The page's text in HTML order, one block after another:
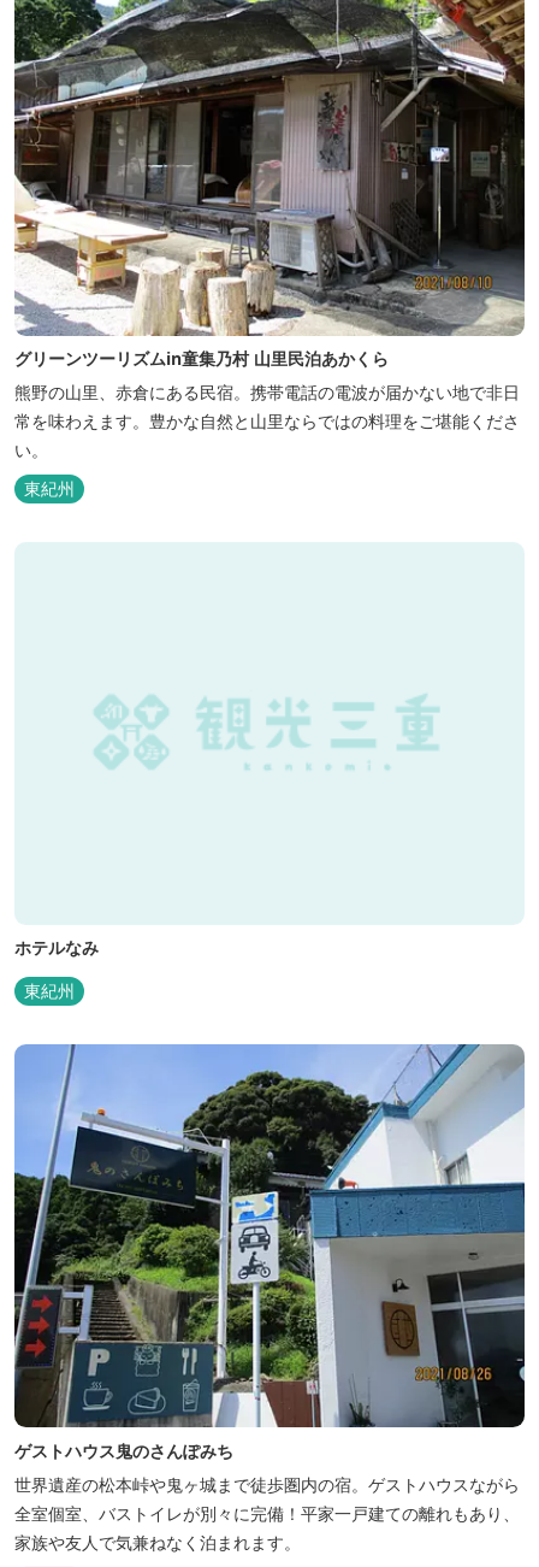
グリーンツーリズムin童集乃村 山里民泊あかくら
熊野の山里、赤倉にある民宿。携帯電話の電波が届かない地で非日
常を味わえます。豊かな自然と山里ならではの料理をご堪能くださ
い。
東紀州
ホテルなみ
東紀州
ゲストハウス鬼のさんぽみち
世界遺産の松本峠や鬼ヶ城まで徒歩圏内の宿。ゲストハウスながら
全室個室、バストイレが別々に完備！平家一戸建ての離れもあり、
家族や友人で気兼ねなく泊まれます。